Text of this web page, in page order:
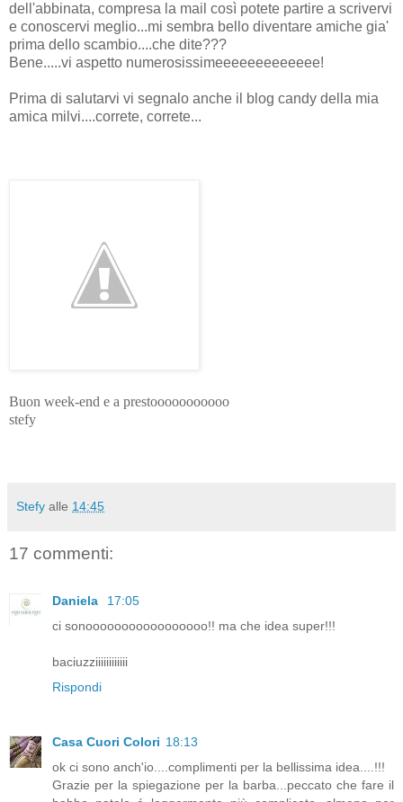
dell'abbinata, compresa la mail così potete partire a scrivervi
e conoscervi meglio...mi sembra bello diventare amiche gia'
prima dello scambio....che dite???
Bene.....vi aspetto numerosissimeeeeeeeeeeeee!
Prima di salutarvi vi segnalo anche il blog candy della mia
amica milvi....correte, correte...
Buon week-end e a prestooooooooooo
stefy
Stefy alle 14:45
17 commenti:
Daniela
17:05
ci sonooooooooooooooooo!! ma che idea super!!!
baciuzziiiiiiiiiiii
Rispondi
Casa Cuori Colori 18:13
ok ci sono anch'io....complimenti per la bellissima idea....!!!
Grazie per la spiegazione per la barba...peccato che fare il